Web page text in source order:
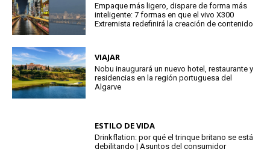
Empaque más ligero, dispare de forma más
inteligente: 7 formas en que el vivo X300
Extremista redefinirá la creación de contenido
VIAJAR
Nobu inaugurará un nuevo hotel, restaurante y
residencias en la región portuguesa del
Algarve
ESTILO DE VIDA
Drinkflation: por qué el trinque britano se está
debilitando | Asuntos del consumidor